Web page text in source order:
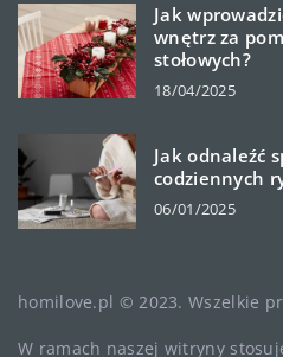
Jak
wnętrz za
stołowych?
18/04/2025
Jak odnaleźć
codziennych
06/01/2025
homilove.pl © 2023. Wszelkie
W ramach naszej witryny